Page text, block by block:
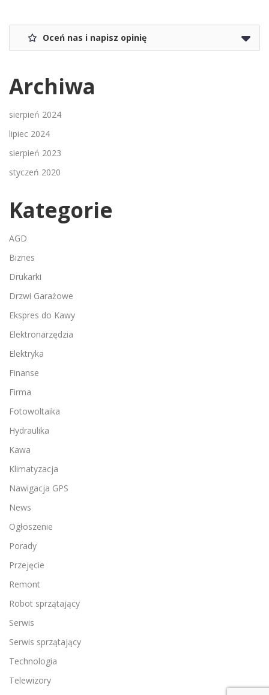
Oceń nas i napisz opinię
Archiwa
sierpień 2024
lipiec 2024
sierpień 2023
styczeń 2020
Kategorie
AGD
Biznes
Drukarki
Drzwi Garażowe
Ekspres do Kawy
Elektronarzędzia
Elektryka
Finanse
Firma
Fotowoltaika
Hydraulika
Kawa
Klimatyzacja
Nawigacja GPS
News
Ogłoszenie
Porady
Przejęcie
Remont
Robot sprzątający
Serwis
Serwis sprzątający
Technologia
Telewizory